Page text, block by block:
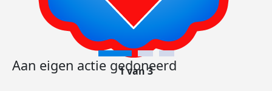
Aan eigen actie gedoneerd
1 van 3